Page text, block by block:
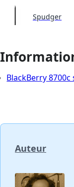
Spudger
BlackBerry
Auteur